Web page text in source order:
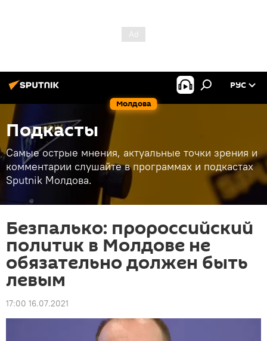
Молдова
РУС
Подкасты
Самые острые мнения, актуальные точки зрения и
комментарии слушайте в программах и подкастах
Sputnik Молдова.
Безпалько: пророссийский
политик в Молдове не
обязательно должен быть
левым
17:00 16.07.2021